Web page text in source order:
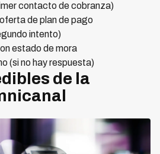
contacto de cobranza)
de plan de pago
intento)
estado de mora
(si no hay respuesta)
de la